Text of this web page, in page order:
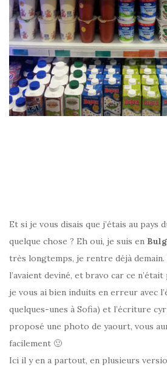
Et si je vous disais que j’étais au pays
quelque chose ? Eh oui, je suis en
très longtemps, je rentre déjà demain.
l’avaient deviné, et bravo car ce n’était
je vous ai bien induits en erreur avec
quelques-unes à Sofia) et l’écriture
proposé une photo de yaourt, vous
facilement 🙂
Ici il y en a partout, en plusieurs